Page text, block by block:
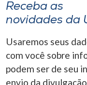
Receba as
novidades da
Usaremos seus
com você sobre
podem ser de seu
envio da